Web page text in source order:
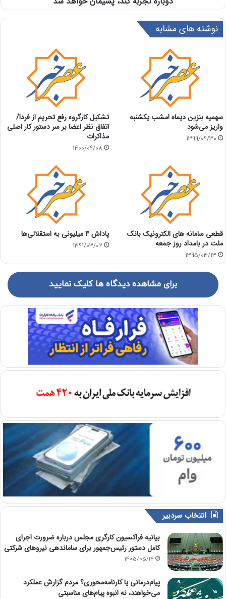
نوشته های مشابه
سهمیه بنزین دیماه امشب یکشنبه
واریز می‌شود
1399/09/30
تشکیل کارگروه رفع تحریم از فردا/
اتفاق نظر اعضا بر سر دستور کار اصلی
مذاکرات
1400/09/08
قطعی سامانه های الکترونیک بانک
ملت در بامداد روز جمعه
1395/03/13
پاداش ۴ میلیونی به استقلالی‌ها
1391/03/02
برای مشاهده دیدگاه ها کلیک نمایید
انتخاب سردبیر
بیانیه فراکسیون کارگری مجلس درباره ضرورت اجرای
کامل دستور رئیس‌جمهور برای ساماندهی نیروهای شرکتی
1405/05/14
پیام‌درمانی یا کارنامه‌محوری؟ مردم گزارش عملکرد
می‌خواهند، نه انبوه پیام‌های مناسبتی